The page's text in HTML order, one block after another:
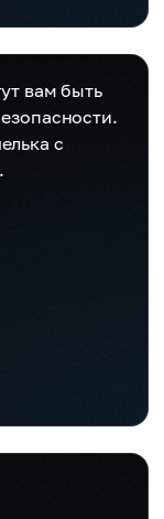
вам быть
с